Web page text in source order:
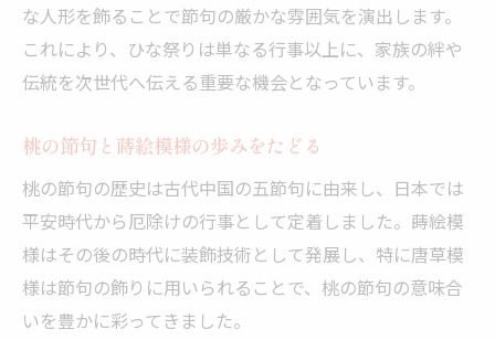
な人形を飾ることで節句の厳かな雰囲気を演出します。
これにより、ひな祭りは単なる行事以上に、家族の絆や
伝統を次世代へ伝える重要な機会となっています。
桃の節句と蒔絵模様の歩みをたどる
桃の節句の歴史は古代中国の五節句に由来し、日本では
平安時代から厄除けの行事として定着しました。蒔絵模
様はその後の時代に装飾技術として発展し、特に唐草模
様は節句の飾りに用いられることで、桃の節句の意味合
いを豊かに彩ってきました。